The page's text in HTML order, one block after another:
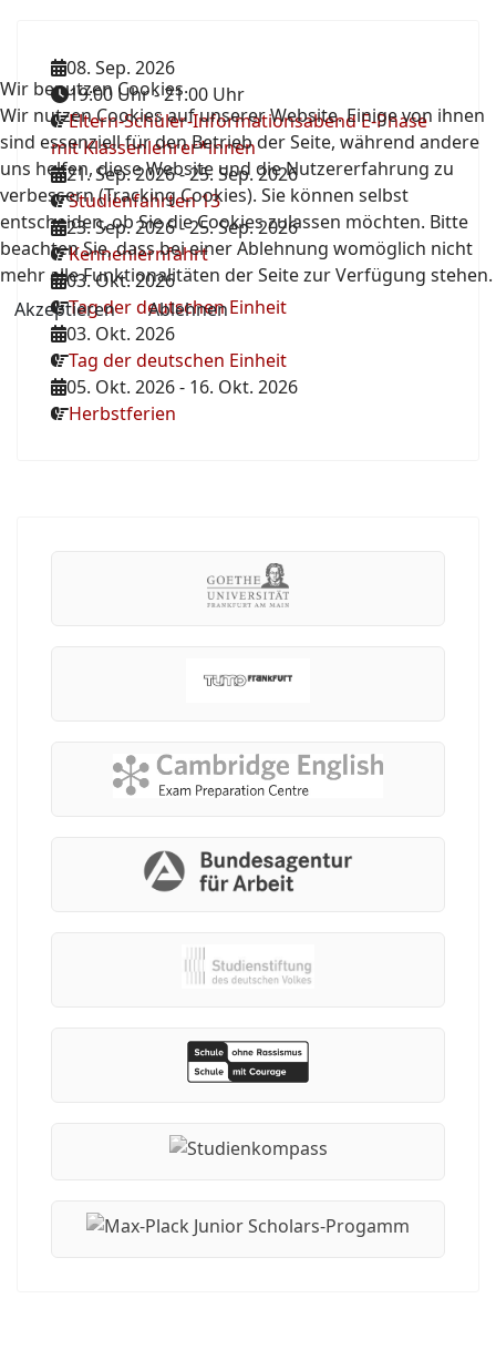
08. Sep. 2026
19:00 Uhr-21:00 Uhr
Eltern-Schüler-Informationsabend E-Phase
mit Klassenlehrer*innen
21. Sep. 2026-25. Sep. 2026
Studienfahrten 13
23. Sep. 2026-25. Sep. 2026
Kennenlernfahrt
03. Okt. 2026
Tag der deutschen Einheit
03. Okt. 2026
Tag der deutschen Einheit
05. Okt. 2026- 16. Okt. 2026
Herbstferien
Wir benutzen Cookies
Wir nutzen Cookies auf unserer Website. Einige von ihnen
sind essenziell für den Betrieb der Seite, während andere
uns helfen, diese Website und die Nutzererfahrung zu
verbessern (Tracking Cookies). Sie können selbst
entscheiden, ob Sie die Cookies zulassen möchten. Bitte
beachten Sie, dass bei einer Ablehnung womöglich nicht
mehr alle Funktionalitäten der Seite zur Verfügung stehen.
Akzeptieren
Ablehnen